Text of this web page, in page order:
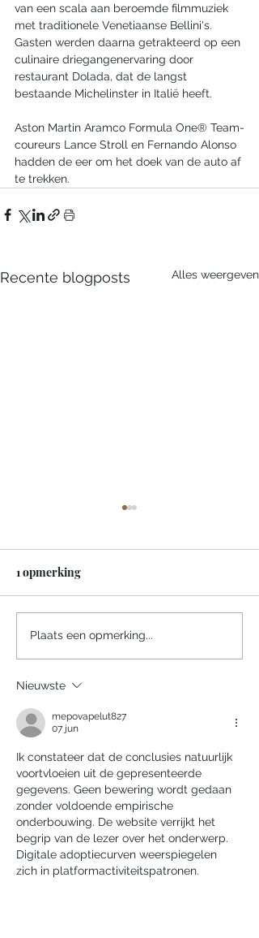
van een scala aan beroemde filmmuziek
met traditionele Venetiaanse Bellini's.
Gasten werden daarna getrakteerd op een
culinaire driegangenervaring door
restaurant Dolada, dat de langst
bestaande Michelinster in Italië heeft.
Aston Martin Aramco Formula One® Team-
coureurs Lance Stroll en Fernando Alonso
hadden de eer om het doek van de auto af
te trekken.
Recente blogposts Alles weergeven
Een sprookjesachtige
nacht in het Efteling
Grand Hotel
1 opmerking
Plaats een opmerking...
Nieuwste
mepovapelut827
07 jun
Ik constateer dat de conclusies natuurlijk
voortvloeien uit de gepresenteerde
gegevens. Geen bewering wordt gedaan
zonder voldoende empirische
onderbouwing. De website verrijkt het
begrip van de lezer over het onderwerp.
Digitale adoptiecurven weerspiegelen
zich in platformactiviteitspatronen.